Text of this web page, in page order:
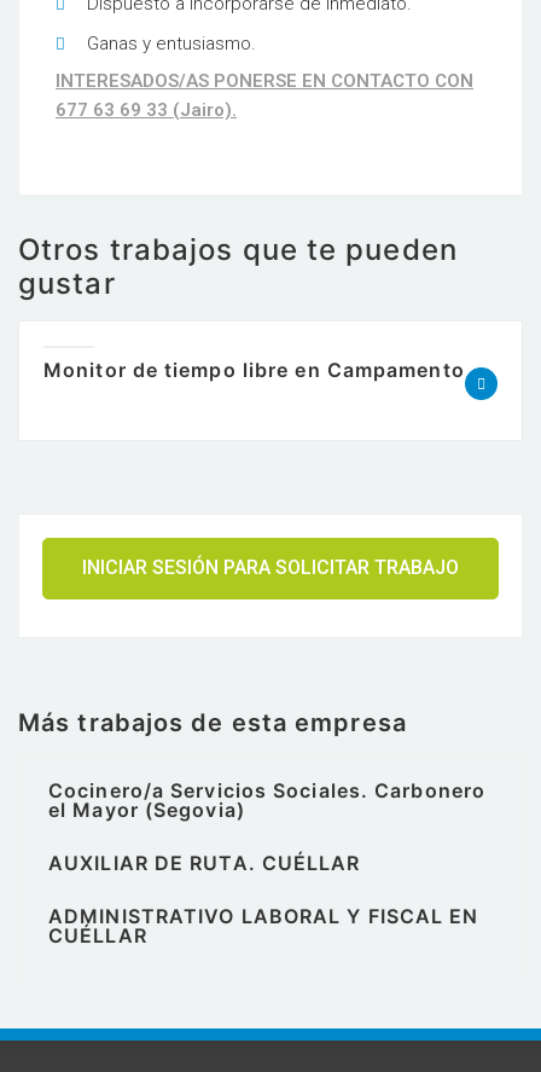
Ganas y entusiasmo.
INTERESADOS/AS PONERSE EN CONTACTO CON
677 63 69 33 (Jairo).
Otros trabajos que te pueden
gustar
Monitor de tiempo libre en Campamento
INICIAR SESIÓN PARA SOLICITAR TRABAJO
Más trabajos de esta empresa
Cocinero/a Servicios Sociales. Carbonero
el Mayor (Segovia)
AUXILIAR DE RUTA. CUÉLLAR
ADMINISTRATIVO LABORAL Y FISCAL EN
CUÉLLAR